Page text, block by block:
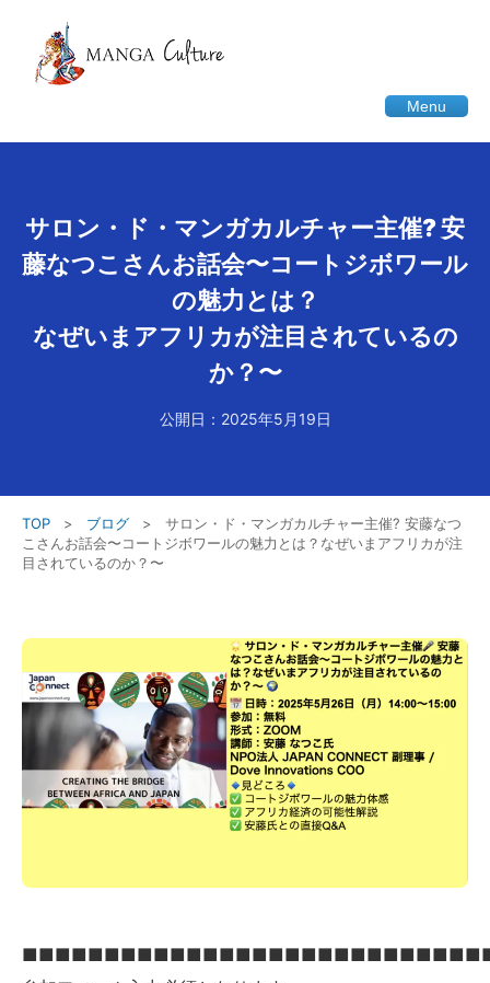
Menu
サロン・ド・マンガカルチャー主催? 安
藤なつこさんお話会〜コートジボワール
の魅力とは？
なぜいまアフリカが注目されているの
か？〜
公開日：2025年5月19日
TOP > ブログ >
サロン・ド・マンガカルチャー主催? 安藤なつ
こさんお話会〜コートジボワールの魅力とは？なぜいまアフリカが注
目されているのか？〜